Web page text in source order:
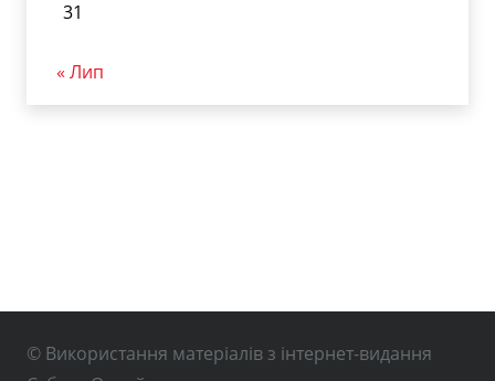
31
« Лип
© Використання матеріалів з інтернет-видання